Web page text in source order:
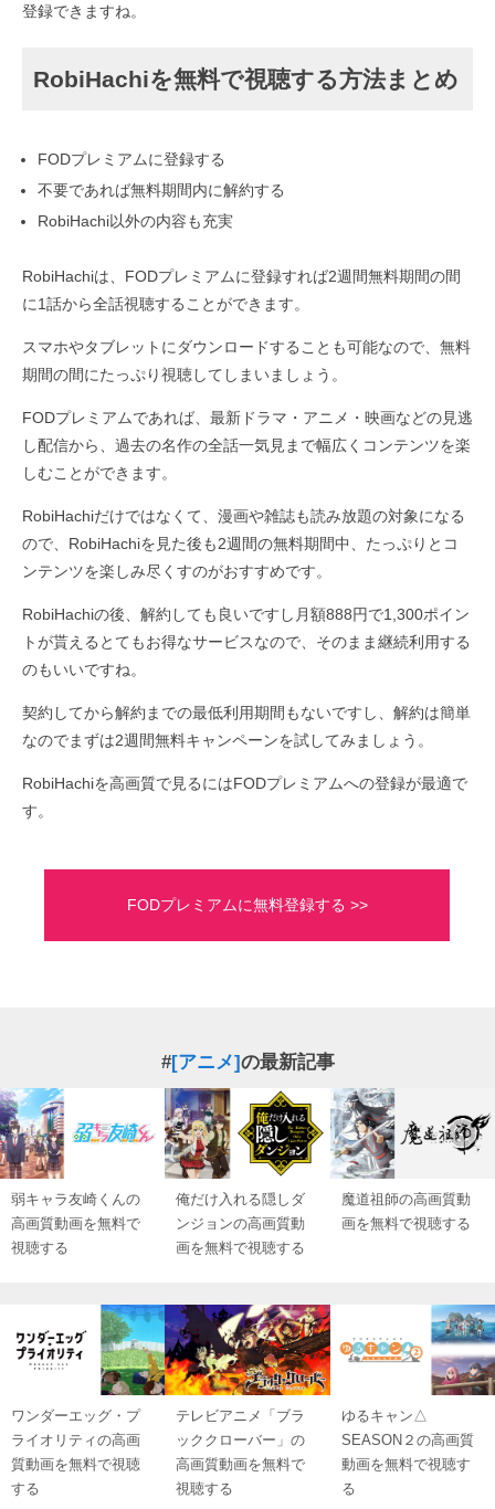
登録できますね。
RobiHachiを無料で視聴する方法まとめ
FODプレミアムに登録する
不要であれば無料期間内に解約する
RobiHachi以外の内容も充実
RobiHachiは、FODプレミアムに登録すれば2週間無料期間の間
に1話から全話視聴することができます。
スマホやタブレットにダウンロードすることも可能なので、無料
期間の間にたっぷり視聴してしまいましょう。
FODプレミアムであれば、最新ドラマ・アニメ・映画などの見逃
し配信から、過去の名作の全話一気見まで幅広くコンテンツを楽
しむことができます。
RobiHachiだけではなくて、漫画や雑誌も読み放題の対象になる
ので、RobiHachiを見た後も2週間の無料期間中、たっぷりとコ
ンテンツを楽しみ尽くすのがおすすめです。
RobiHachiの後、解約しても良いですし月額888円で1,300ポイン
トが貰えるとてもお得なサービスなので、そのまま継続利用する
のもいいですね。
契約してから解約までの最低利用期間もないですし、解約は簡単
なのでまずは2週間無料キャンペーンを試してみましょう。
RobiHachiを高画質で見るにはFODプレミアムへの登録が最適で
す。
FODプレミアムに無料登録する >>
#[アニメ]の最新記事
弱キャラ友崎くんの
高画質動画を無料で
視聴する
俺だけ入れる隠しダ
ンジョンの高画質動
画を無料で視聴する
魔道祖師の高画質動
画を無料で視聴する
ワンダーエッグ・プ
ライオリティの高画
質動画を無料で視聴
する
テレビアニメ「ブラ
ッククローバー」の
高画質動画を無料で
視聴する
ゆるキャン△
SEASON２の高画質
動画を無料で視聴す
る